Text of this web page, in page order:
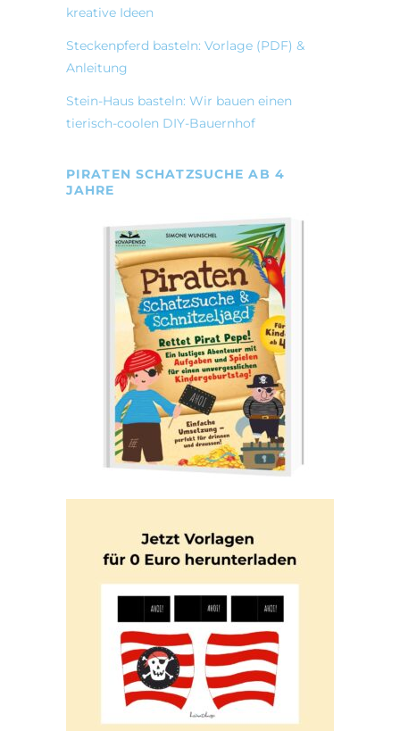
kreative Ideen
Steckenpferd basteln: Vorlage (PDF) &
Anleitung
Stein-Haus basteln: Wir bauen einen
tierisch-coolen DIY-Bauernhof
PIRATEN SCHATZSUCHE AB 4
JAHRE